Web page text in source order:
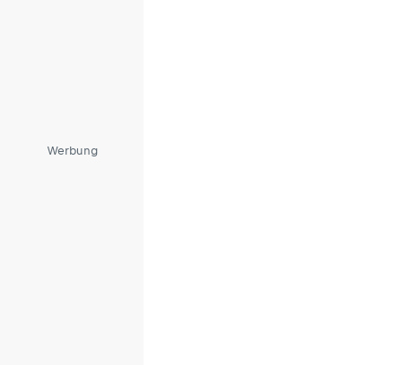
Werbung